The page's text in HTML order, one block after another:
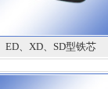
ED、XD、SD型铁芯